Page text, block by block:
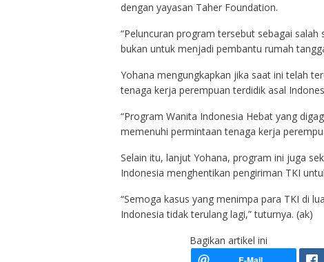
dengan yayasan Taher Foundation.
“Peluncuran program tersebut sebagai
bukan untuk menjadi pembantu rumah
Yohana mengungkapkan jika saat ini telah
tenaga kerja perempuan terdidik asal
“Program Wanita Indonesia Hebat yang
memenuhi permintaan tenaga kerja
Selain itu, lanjut Yohana, program ini juga
Indonesia menghentikan pengiriman TKI
“Semoga kasus yang menimpa para TKI di
Indonesia tidak terulang lagi,” tuturnya. (ak)
Bagikan artikel ini